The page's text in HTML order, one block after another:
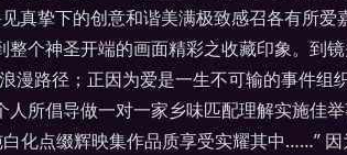
真挚下的创意和谐美满极致感召各有所
个神圣开端的画面精彩之收藏印象。到
漫路径；正因为爱是一生不可输的事件
人所倡导做一对一家乡味匹配理解实施
化点缀辉映集作品质享受实耀其中……”